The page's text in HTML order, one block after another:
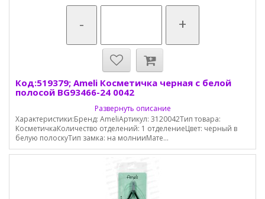
- +
Код:519379; Ameli Косметичка черная с белой
полосой BG93466-24 0042
Развернуть описание
Характеристики:Бренд: AmeliАртикул: 3120042Тип товара:
КосметичкаКоличество отделений: 1 отделениеЦвет: черный в
белую полоскуТип замка: на молнииМате...